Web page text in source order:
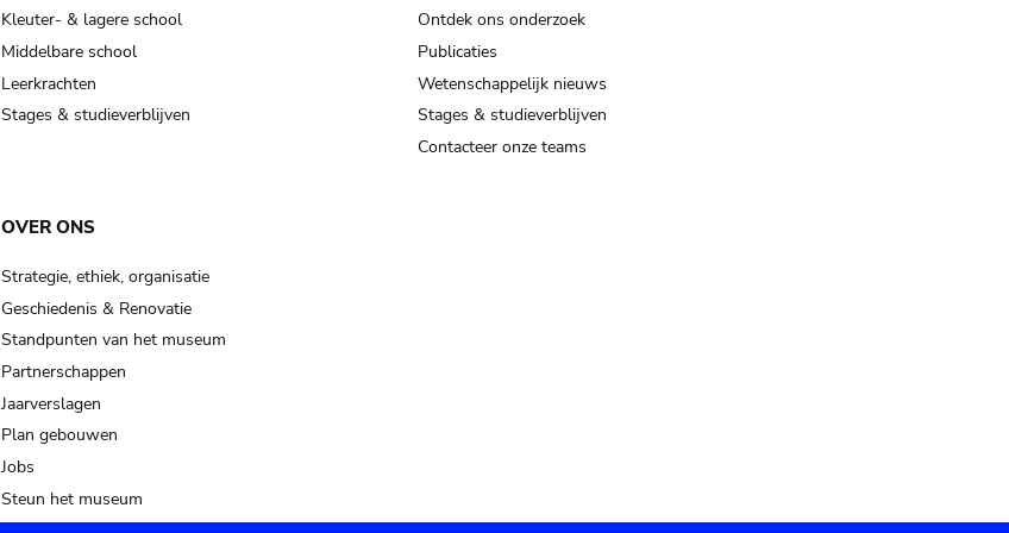
Kleuter- & lagere school
Middelbare school
Leerkrachten
Stages & studieverblijven
Ontdek ons onderzoek
Publicaties
Wetenschappelijk nieuws
Stages & studieverblijven
Contacteer onze teams
OVER ONS
Strategie, ethiek, organisatie
Geschiedenis & Renovatie
Standpunten van het museum
Partnerschappen
Jaarverslagen
Plan gebouwen
Jobs
Steun het museum